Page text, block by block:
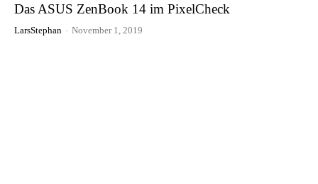
Das ASUS ZenBook 14 im PixelCheck
LarsStephan - November 1, 2019